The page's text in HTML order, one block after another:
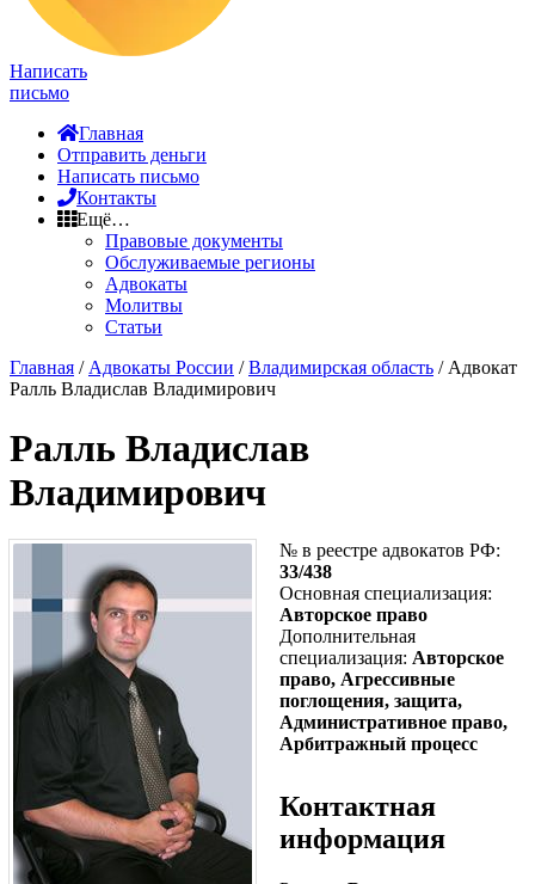
Написать
письмо
Главная
Отправить деньги
Написать письмо
Контакты
Ещё…
Правовые документы
Обслуживаемые регионы
Адвокаты
Молитвы
Статьи
Главная / Адвокаты России /Владимирская область / Адвокат
Ралль Владислав Владимирович
Ралль Владислав
Владимирович
№ в реестре адвокатов РФ:
33/438
Основная специализация:
Авторское право
Дополнительная
специализация: Авторское
право, Агрессивные
поглощения, защита,
Административное право,
Арбитражный процесс
Контактная
информация